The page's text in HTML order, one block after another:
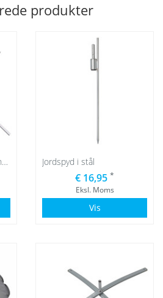
produkter
Luksus krydsfod med vandpose grå Jordspyd i stål
€ 16,95 *
Eksl. Moms
Vis